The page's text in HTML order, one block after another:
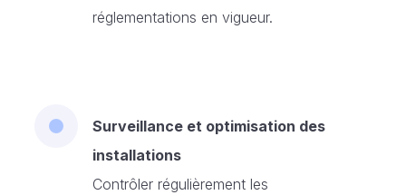
réglementations en vigueur.
Surveillance et optimisation des
installations
Contrôler régulièrement les